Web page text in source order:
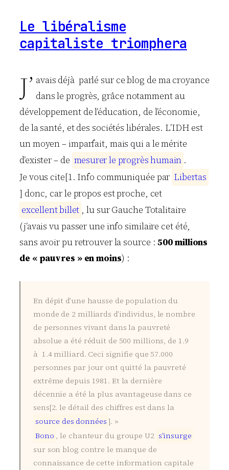
Le libéralisme
capitaliste triomphera
J’ avais déjà parlé sur ce blog de ma croyance
dans le progrès, grâce notamment au
développement de l’éducation, de l’économie,
de la santé, et des sociétés libérales. L’IDH est
un moyen – imparfait, mais qui a le mérite
d’exister – de mesurerle progrèshumain .
Je vous cite[1. Info communiquée par Libertas
] donc, car le propos est proche, cet
excellentbillet , lu sur Gauche Totalitaire
(j’avais vu passer une info similaire cet été,
sans avoir pu retrouver la source :500 millions
de « pauvres » en moins) :
En dépit d’une hausse de population du
monde de 2 milliards d’individus, le nombre
de personnes vivant dans la pauvreté
absolue a été réduit de 500 millions, de 1.9
à 1.4 milliard. Ceci signifie que 57.000
personnes par jour ont quitté la pauvreté
extrême depuis 1981. Et la dernière
décennie a été la plus avantageuse dans ce
sens[2. le détail des chiffres est dans la
source des données ]. »
Bono , le chanteur du groupe U2 s’insurge
sur son blog contre le manque de
connaissance de cette information capitale